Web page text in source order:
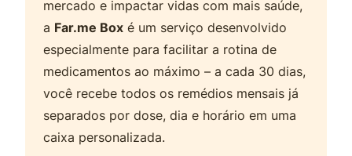
mercado e impactar vidas com mais saúde,
a Far.me Box é um serviço desenvolvido
especialmente para facilitar a rotina de
medicamentos ao máximo – a cada 30 dias,
você recebe todos os remédios mensais já
separados por dose, dia e horário em uma
caixa personalizada.